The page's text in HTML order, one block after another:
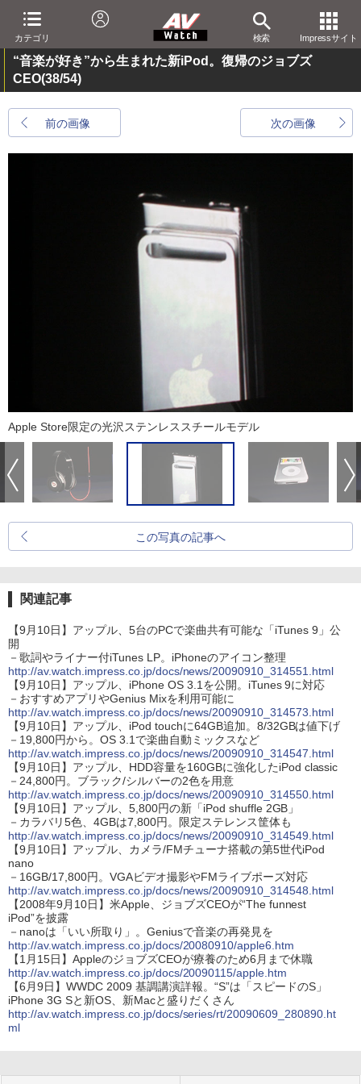
カテゴリ 検索 Impressサイト
“音楽が好き”から生まれた新iPod。復帰のジョブズ
CEO(38/54)
前の画像 次の画像
Apple Store限定の光沢ステンレススチールモデル
この写真の記事へ
関連記事
【9月10日】アップル、5台のPCで楽曲共有可能な「iTunes 9」公
開
－歌詞やライナー付iTunes LP。iPhoneのアイコン整理
http://av.watch.impress.co.jp/docs/news/20090910_314551.html
【9月10日】アップル、iPhone OS 3.1を公開。iTunes 9に対応
－おすすめアプリやGenius Mixを利用可能に
http://av.watch.impress.co.jp/docs/news/20090910_314573.html
【9月10日】アップル、iPod touchに64GB追加。8/32GBは値下げ
－19,800円から。OS 3.1で楽曲自動ミックスなど
http://av.watch.impress.co.jp/docs/news/20090910_314547.html
【9月10日】アップル、HDD容量を160GBに強化したiPod classic
－24,800円。ブラック/シルバーの2色を用意
http://av.watch.impress.co.jp/docs/news/20090910_314550.html
【9月10日】アップル、5,800円の新「iPod shuffle 2GB」
－カラバリ5色、4GBは7,800円。限定ステレンス筐体も
http://av.watch.impress.co.jp/docs/news/20090910_314549.html
【9月10日】アップル、カメラ/FMチューナ搭載の第5世代iPod
nano
－16GB/17,800円。VGAビデオ撮影やFMライブポーズ対応
http://av.watch.impress.co.jp/docs/news/20090910_314548.html
【2008年9月10日】米Apple、ジョブズCEOが“The funnest
iPod”を披露
－nanoは「いい所取り」。Geniusで音楽の再発見を
http://av.watch.impress.co.jp/docs/20080910/apple6.htm
【1月15日】AppleのジョブズCEOが療養のため6月まで休職
http://av.watch.impress.co.jp/docs/20090115/apple.htm
【6月9日】WWDC 2009 基調講演詳報。“S”は「スピードのS」
iPhone 3G Sと新OS、新Macと盛りだくさん
http://av.watch.impress.co.jp/docs/series/rt/20090609_280890.ht
ml